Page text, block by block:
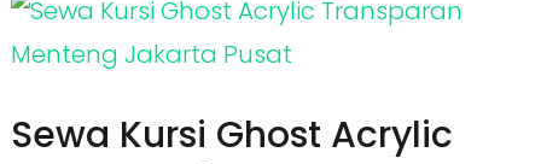
Sewa Kursi Ghost Acrylic